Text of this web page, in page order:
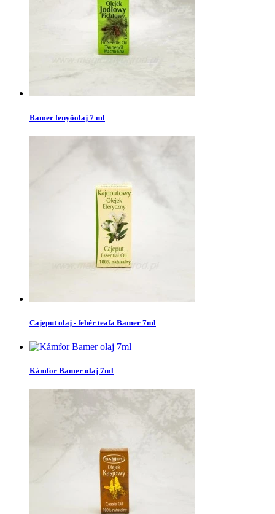
Bamer fenyőolaj 7 ml
Cajeput olaj - fehér teafa Bamer 7ml
Kámfor Bamer olaj 7ml